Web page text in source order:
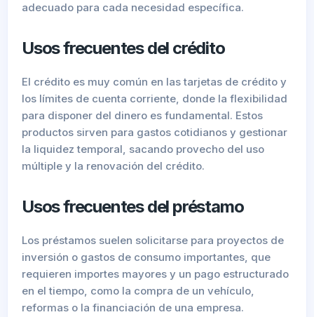
adecuado para cada necesidad específica.
Usos frecuentes del crédito
El crédito es muy común en las tarjetas de crédito y
los límites de cuenta corriente, donde la flexibilidad
para disponer del dinero es fundamental. Estos
productos sirven para gastos cotidianos y gestionar
la liquidez temporal, sacando provecho del uso
múltiple y la renovación del crédito.
Usos frecuentes del préstamo
Los préstamos suelen solicitarse para proyectos de
inversión o gastos de consumo importantes, que
requieren importes mayores y un pago estructurado
en el tiempo, como la compra de un vehículo,
reformas o la financiación de una empresa.